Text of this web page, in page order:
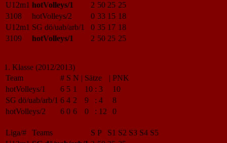
U12m1 hotVolleys/1 2 50 25 25
3108
hotVolleys/2 0 33 15 18
U12m1 SG dö/uab/arb/1 0 35 17 18
3109
hotVolleys/1 2 50 25 25
1. Klasse (2012/2013)
Team
# S N | Sätze | PNK
hotVolleys/1
6 5 1 10 : 3
10
SG dö/uab/arb/1 6 4 2 9 : 4
8
hotVolleys/2
6 0 6 0 : 12 0
Liga/# Teams S P S1 S2 S3 S4 S5